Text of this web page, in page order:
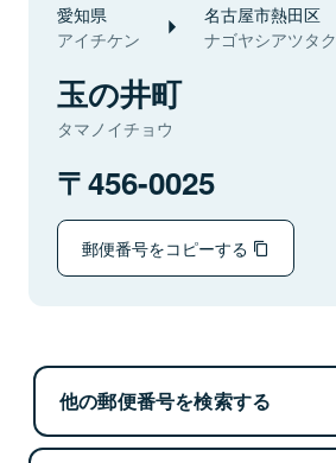
愛知県
アイチケン
名古屋市熱田区
ナゴヤシアツタク
玉の井町
タマノイチョウ
456-0025
郵便番号をコピーする
他の郵便番号を検索する